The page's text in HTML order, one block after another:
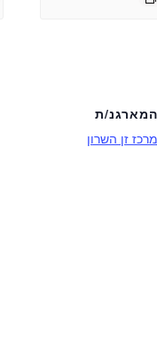
המארגנ/ת
מרכז זן השרון